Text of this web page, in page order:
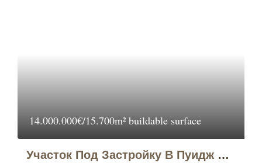
14.000.000€/15.700m² buildable surface
Участок Под Застройку В Пуидж Агилас (Puig Àguiles), Жирона (Girona)